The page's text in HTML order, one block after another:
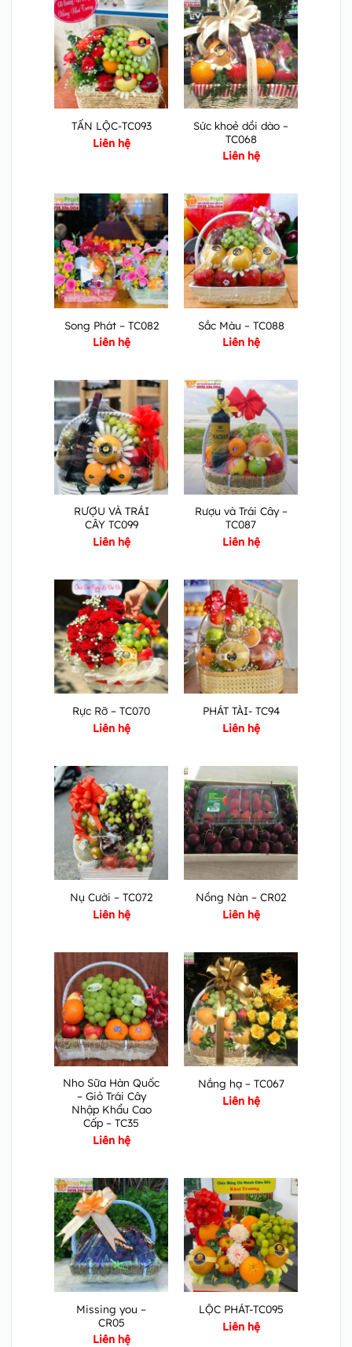
TẤN LỘC-TC093
Liên hệ
Sức khoẻ dồi dào –
TC068
Liên hệ
Song Phát – TC082
Liên hệ
Sắc Màu – TC088
Liên hệ
RƯỢU VÀ TRÁI
CÂY TC099
Liên hệ
Rượu và Trái Cây –
TC087
Liên hệ
Rực Rỡ – TC070
Liên hệ
PHÁT TÀI- TC94
Liên hệ
Nụ Cười – TC072
Liên hệ
Nồng Nàn – CR02
Liên hệ
Nho Sữa Hàn Quốc
– Giỏ Trái Cây
Nhập Khẩu Cao
Cấp – TC35
Liên hệ
Nắng hạ – TC067
Liên hệ
Missing you –
CR05
Liên hệ
LỘC PHÁT-TC095
Liên hệ